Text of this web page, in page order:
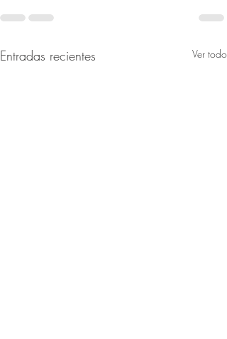
Entradas recientes Ver todo